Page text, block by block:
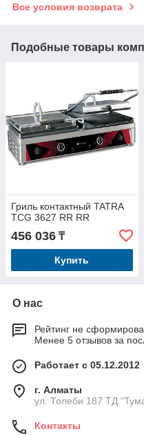
Все условия возврата
Подобные товары
Гриль контактный TATRA
TCG 3627 RR RR
456 036 ₸
Купить
О нас
Рейтинг не
Менее 5 отзывов за
Работает с 05.12.2012
г. Алматы
ул. Толеби 187 ТД
Контакты